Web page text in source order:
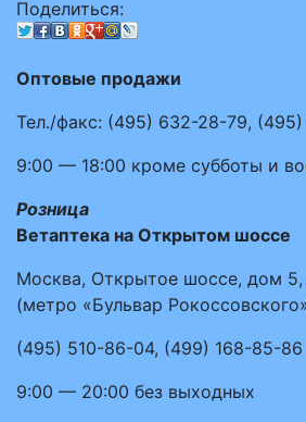
Поделиться:
Оптовые продажи
Тел./факс: (495) 632-28-79, (495)
9:00 — 18:00 кроме субботы и
Розница
Ветаптека на Открытом шоссе
Москва, Открытое шоссе, дом 5,
(метро «Бульвар
(495) 510-86-04, (499) 168-85-86
9:00 — 20:00 без выходных